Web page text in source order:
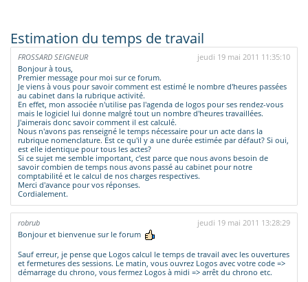
Estimation du temps de travail
FROSSARD SEIGNEUR
jeudi 19 mai 2011 11:35:10
Bonjour à tous,
Premier message pour moi sur ce forum.
Je viens à vous pour savoir comment est estimé le nombre d'heures passées
au cabinet dans la rubrique activité.
En effet, mon associée n'utilise pas l'agenda de logos pour ses rendez-vous
mais le logiciel lui donne malgré tout un nombre d'heures travaillées.
J'aimerais donc savoir comment il est calculé.
Nous n'avons pas renseigné le temps nécessaire pour un acte dans la
rubrique nomenclature. Est ce qu'il y a une durée estimée par défaut? Si oui,
est elle identique pour tous les actes?
Si ce sujet me semble important, c'est parce que nous avons besoin de
savoir combien de temps nous avons passé au cabinet pour notre
comptabilité et le calcul de nos charges respectives.
Merci d'avance pour vos réponses.
Cordialement.
robrub
jeudi 19 mai 2011 13:28:29
Bonjour et bienvenue sur le forum
Sauf erreur, je pense que Logos calcul le temps de travail avec les ouvertures
et fermetures des sessions. Le matin, vous ouvrez Logos avec votre code =>
démarrage du chrono, vous fermez Logos à midi => arrêt du chrono etc.